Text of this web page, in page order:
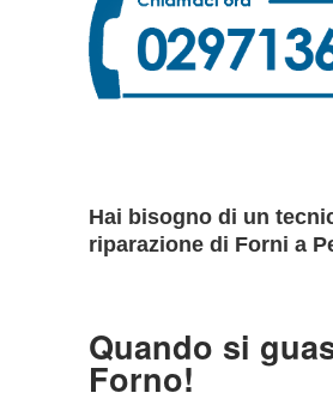
Hai bisogno di un
riparazione di Forni a
Quando si
Forno!